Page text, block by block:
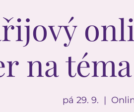
na
pá 29. 9.
  |